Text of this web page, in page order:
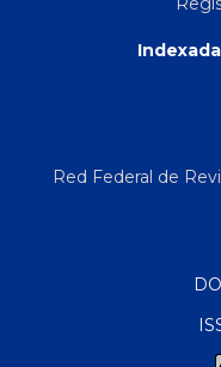
Red Federal de